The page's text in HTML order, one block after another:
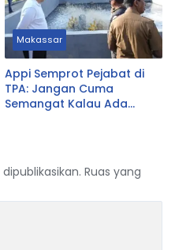
Makassar
Appi Semprot Pejabat di
TPA: Jangan Cuma
Semangat Kalau Ada
Ruas yang